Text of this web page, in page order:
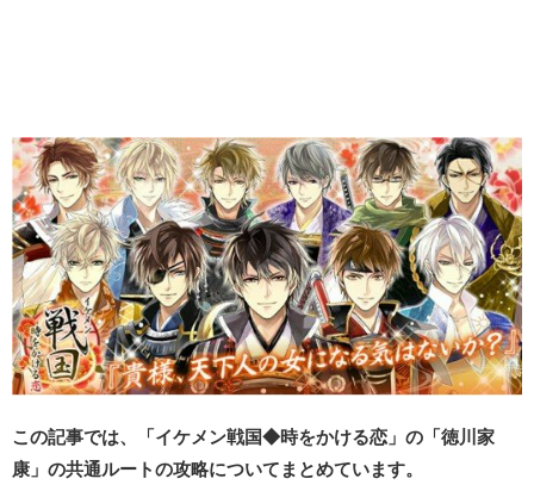
この記事では、「イケメン戦国◆時をかける恋」の「徳川家
康」の共通ルートの攻略についてまとめています。